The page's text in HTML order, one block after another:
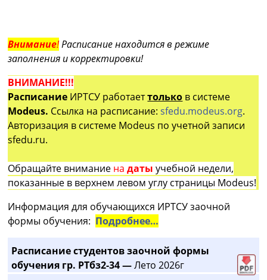
Внимание!Расписание находится в режиме
заполнения и корректировки!
ВНИМАНИЕ!!!
Расписание ИРТСУ работаеттолько в системе
Modeus. Ссылка на расписание:sfedu.modeus.org.
Авторизация в системе Modeus по учетной записи
sfedu.ru.
Обращайте внимание на датыучебной недели,
показанные в верхнем левом углу страницы Modeus!
Информация для обучающихся ИРТСУ заочной
формы обучения: Подробнее…
Расписание студентов заочной формы
обучения гр. РТбз2-34 —Лето 2026г